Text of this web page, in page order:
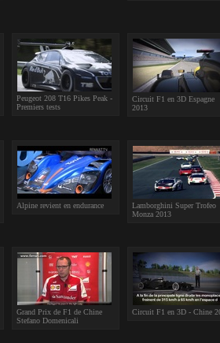
Peugeot 208 T16 Pikes Peak -
Premiers tests
Circuit F1 en 3D Espagne
2013
Alpine revient en endurance
Lamborghini Super Trofeo
Monza 2013
Grand Prix de F1 de Chine
Stefano Domenicali
Circuit F1 en 3D - Chine